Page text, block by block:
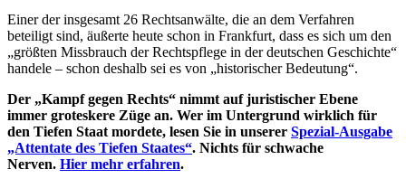
Einer der insgesamt 26 Rechtsanwälte, die an dem Verfahren
beteiligt sind, äußerte heute schon in Frankfurt, dass es sich um den
„größten Missbrauch der Rechtspflege in der deutschen Geschichte“
handele – schon deshalb sei es von „historischer Bedeutung“.
Der „Kampf gegen Rechts“ nimmt auf juristischer Ebene
immer groteskere Züge an. Wer im Untergrund wirklich für
den Tiefen Staat mordete, lesen Sie in unserer Spezial-Ausgabe
„Attentate des Tiefen Staates“. Nichts für schwache
Nerven. Hier mehr erfahren.